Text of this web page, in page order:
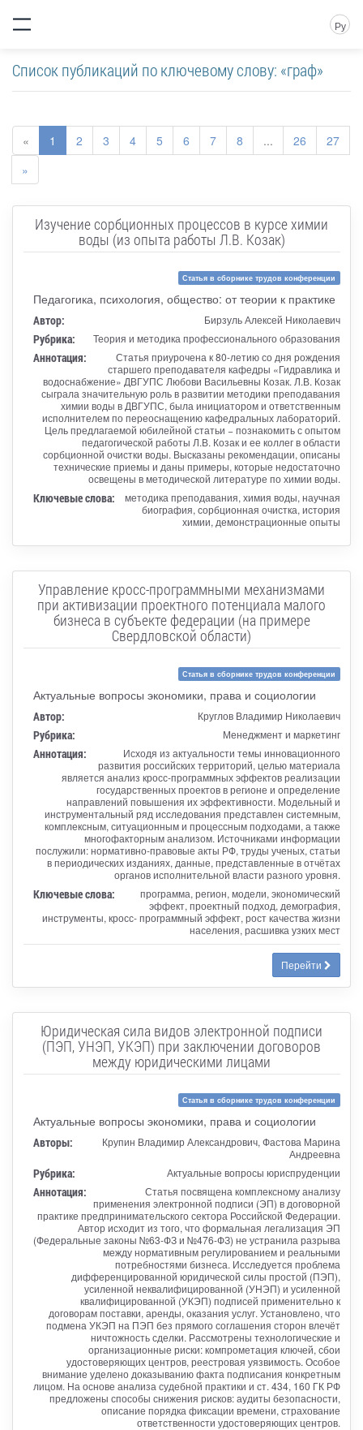
Ру
Список публикаций по ключевому слову: «граф»
« 1 2 3 4 5 6 7 8 ... 26
27
»
Изучение сорбционных процессов в курсе химии
воды (из опыта работы Л.В. Козак)
Статья в сборнике трудов конференции
Педагогика, психология, общество: от теории к практике
Автор: Бирзуль Алексей Николаевич
Рубрика: Теория и методика профессионального образования
Аннотация:
Статья приурочена к 80-летию со дня рождения
старшего преподавателя кафедры «Гидравлика и
водоснабжение» ДВГУПС Любови Васильевны Козак. Л.В. Козак
сыграла значительную роль в развитии методики преподавания
химии воды в ДВГУПС, была инициатором и ответственным
исполнителем по переоснащению кафедральных лабораторий.
Цель предлагаемой юбилейной статьи − познакомить с опытом
педагогической работы Л.В. Козак и ее коллег в области
сорбционной очистки воды. Высказаны рекомендации, описаны
технические приемы и даны примеры, которые недостаточно
освещены в методической литературе по химии воды.
Ключевые слова:
методика преподавания, химия воды, научная
биография, сорбционная очистка, история
химии, демонстрационные опыты
Управление кросс-программными механизмами
при активизации проектного потенциала малого
бизнеса в субъекте федерации (на примере
Свердловской области)
Статья в сборнике трудов конференции
Актуальные вопросы экономики, права и социологии
Автор: Круглов Владимир Николаевич
Рубрика: Менеджмент и маркетинг
Аннотация:
Исходя из актуальности темы инновационного
развития российских территорий, целью материала
является анализ кросс-программных эффектов реализации
государственных проектов в регионе и определение
направлений повышения их эффективности. Модельный и
инструментальный ряд исследования представлен системным,
комплексным, ситуационным и процессным подходами, а также
многофакторным анализом. Источниками информации
послужили: нормативно-правовые акты РФ, труды ученых, статьи
в периодических изданиях, данные, представленные в отчётах
органов исполнительной власти разного уровня.
Ключевые слова:
программа, регион, модели, экономический
эффект, проектный подход, демография,
инструменты, кросс- программный эффект, рост качества жизни
населения, расшивка узких мест
Перейти
Юридическая сила видов электронной подписи
(ПЭП, УНЭП, УКЭП) при заключении договоров
между юридическими лицами
Статья в сборнике трудов конференции
Актуальные вопросы экономики, права и социологии
Авторы:
Крупин Владимир Александрович, Фастова Марина
Андреевна
Рубрика: Актуальные вопросы юриспруденции
Аннотация:
Статья посвящена комплексному анализу
применения электронной подписи (ЭП) в договорной
практике предпринимательского сектора Российской Федерации.
Автор исходит из того, что формальная легализация ЭП
(Федеральные законы №63-ФЗ и №476-ФЗ) не устранила разрыва
между нормативным регулированием и реальными
потребностями бизнеса. Исследуется проблема
дифференцированной юридической силы простой (ПЭП),
усиленной неквалифицированной (УНЭП) и усиленной
квалифицированной (УКЭП) подписей применительно к
договорам поставки, аренды, оказания услуг. Установлено, что
подмена УКЭП на ПЭП без прямого соглашения сторон влечёт
ничтожность сделки. Рассмотрены технологические и
организационные риски: компрометация ключей, сбои
удостоверяющих центров, реестровая уязвимость. Особое
внимание уделено доказыванию факта подписания конкретным
лицом. На основе анализа судебной практики и ст. 434, 160 ГК РФ
предложены способы снижения рисков: аудиты безопасности,
описание порядка фиксации времени, страхование
ответственности удостоверяющих центров.